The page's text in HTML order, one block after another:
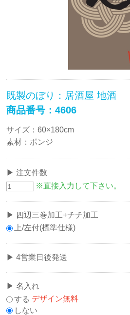
既製のぼり：居酒屋 地酒
商品番号：4606
サイズ：60×180cm
素材：ポンジ
注文件数
※直接入力して下さい。
四辺三巻加工+チチ加工
上/左付(標準仕様)
4営業日後発送
名入れ
する デザイン無料
しない